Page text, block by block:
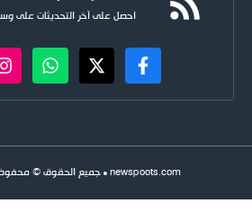
احصل على آخر التحديثات على
newspoots.com • جميع الحقوق © محفوظة لموقع